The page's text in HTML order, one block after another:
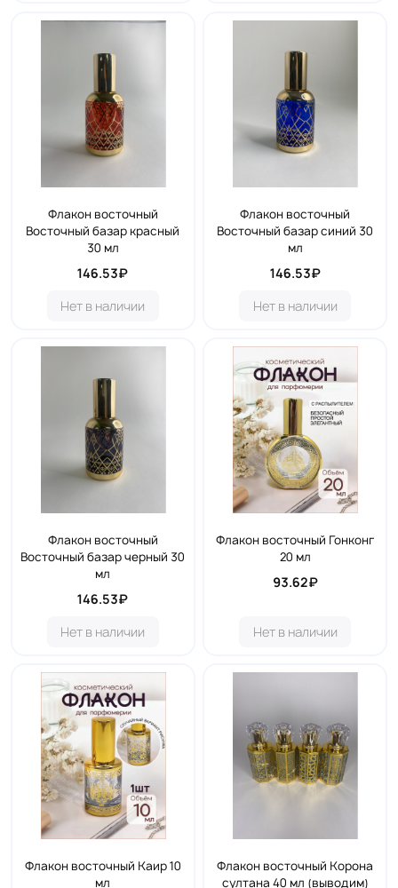
Флакон восточный
Восточный базар красный
30 мл
146.53₽
Нет в наличии
Флакон восточный
Восточный базар синий 30
мл
146.53₽
Нет в наличии
Флакон восточный
Восточный базар черный 30
мл
146.53₽
Нет в наличии
Флакон восточный Гонконг
20 мл
93.62₽
Нет в наличии
Флакон восточный Каир 10
мл
Флакон восточный Корона
султана 40 мл (выводим)